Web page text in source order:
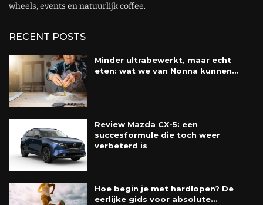
wheels, events en natuurlijk coffee.
RECENT POSTS
Minder ultrabewerkt, maar echt
eten: wat we van Nonna kunnen...
Review Mazda CX-5: een
succesformule die toch weer
verbeterd is
Hoe begin je met hardlopen? De
eerlijke gids voor absolute...